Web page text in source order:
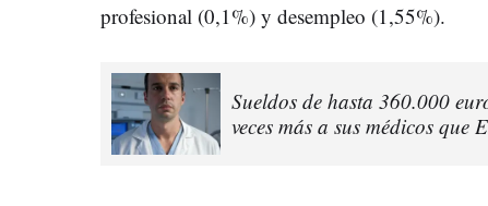
profesional (0,1%) y desempleo (1,55%).
Sueldos de hasta 360.000
veces más a sus médicos que